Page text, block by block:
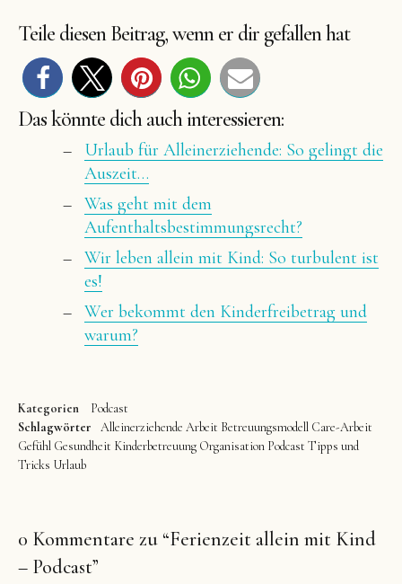
Teile diesen Beitrag, wenn er dir gefallen hat
Das könnte dich auch interessieren:
Urlaub für Alleinerziehende: So gelingt die
Auszeit…
Was geht mit dem
Aufenthaltsbestimmungsrecht?
Wir leben allein mit Kind: So turbulent ist
es!
Wer bekommt den Kinderfreibetrag und
warum?
Kategorien
Podcast
Schlagwörter
Alleinerziehende Arbeit Betreuungsmodell Care-Arbeit
Gefühl Gesundheit Kinderbetreuung Organisation Podcast Tipps und
Tricks Urlaub
0 Kommentare zu “Ferienzeit allein mit Kind
– Podcast”